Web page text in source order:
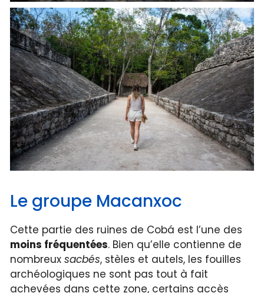
Le groupe Macanxoc
Cette partie des ruines de Cobá est l’une des
moins fréquentées. Bien qu’elle contienne de
nombreuxsacbés, stèles et autels, les fouilles
archéologiques ne sont pas tout à fait
achevées dans cette zone, certains accès